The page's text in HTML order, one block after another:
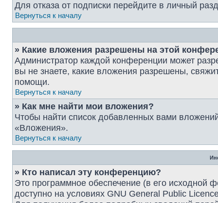
Для отказа от подписки перейдите в личный
Вернуться к началу
» Какие вложения разрешены на этой
Администратор каждой конференции может
вы не знаете, какие вложения разрешены,
помощи.
Вернуться к началу
» Как мне найти мои вложения?
Чтобы найти список добавленных вами
«Вложения».
Вернуться к началу
» Кто написал эту конференцию?
Это программное обеспечение (в его исходной
доступно на условиях GNU General Public